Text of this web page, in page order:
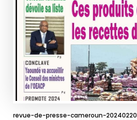
revue-de-presse-cameroun-20240220